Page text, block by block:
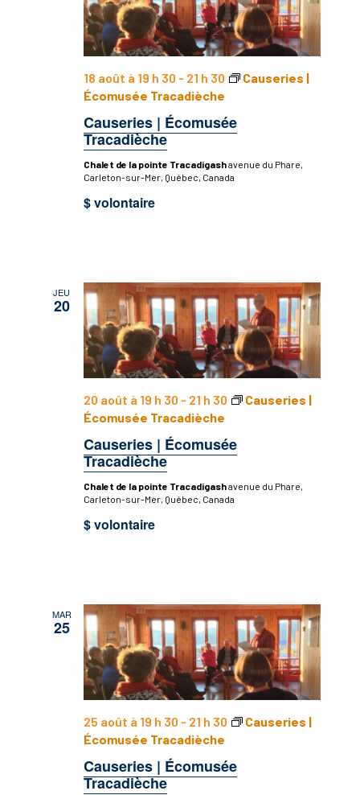
Causeries | Écomusée
Tracadièche
18 août à 19 h 30 - 21 h 30
Causeries |
Écomusée Tracadièche
Chalet de la pointe Tracadigashavenue du Phare,
Carleton-sur-Mer, Québec, Canada
$ volontaire
JEU
20
Causeries | Écomusée
Tracadièche
20 août à 19 h 30 - 21 h 30
Causeries |
Écomusée Tracadièche
Chalet de la pointe Tracadigashavenue du Phare,
Carleton-sur-Mer, Québec, Canada
$ volontaire
MAR
25
Causeries | Écomusée
Tracadièche
25 août à 19 h 30 - 21 h 30
Causeries |
Écomusée Tracadièche